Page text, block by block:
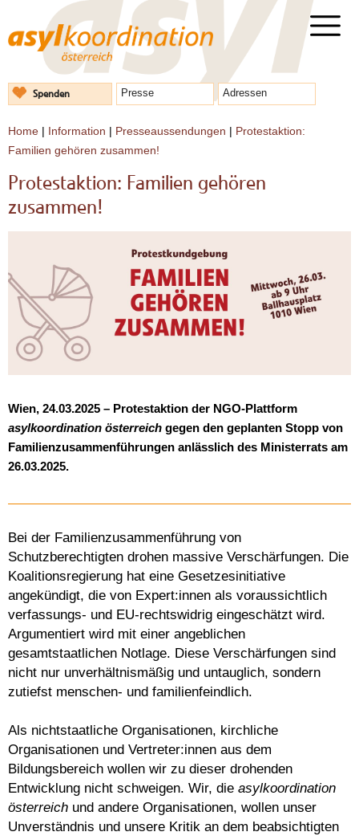
Spenden Presse Adressen
Home | Information | Presseaussendungen | Protestaktion:
Familien gehören zusammen!
Protestaktion: Familien gehören
zusammen!
Wien, 24.03.2025 – Protestaktion der NGO-Plattform
asylkoordination österreich gegen den geplanten Stopp von
Familienzusammenführungen anlässlich des Ministerrats am
26.03.2025.
Bei der Familienzusammenführung von
Schutzberechtigten drohen massive Verschärfungen. Die
Koalitionsregierung hat eine Gesetzesinitiative
angekündigt, die von Expert:innen als voraussichtlich
verfassungs- und EU-rechtswidrig eingeschätzt wird.
Argumentiert wird mit einer angeblichen
gesamtstaatlichen Notlage. Diese Verschärfungen sind
nicht nur unverhältnismäßig und untauglich, sondern
zutiefst menschen- und familienfeindlich.
Als nichtstaatliche Organisationen, kirchliche
Organisationen und Vertreter:innen aus dem
Bildungsbereich wollen wir zu dieser drohenden
Entwicklung nicht schweigen. Wir, die asylkoordination
österreich und andere Organisationen, wollen unser
Unverständnis und unsere Kritik an dem beabsichtigten